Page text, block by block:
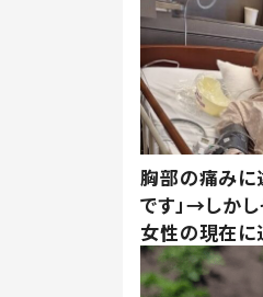
胸部の痛みに
です」→しか
女性の現在に